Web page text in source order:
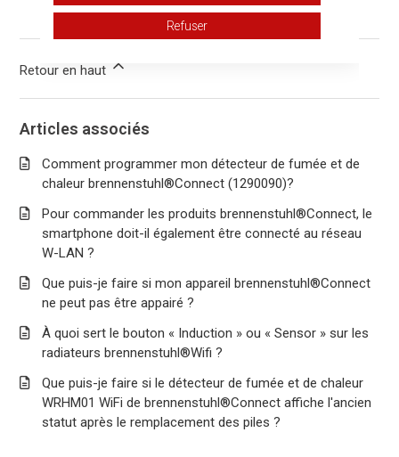
Vous avez d’autres questions ?Envoyer une demande
Retour en haut
Articles associés
Comment programmer mon détecteur de fumée et de
chaleur brennenstuhl®Connect (1290090)?
Pour commander les produits brennenstuhl®Connect, le
smartphone doit-il également être connecté au réseau
W-LAN ?
Que puis-je faire si mon appareil brennenstuhl®Connect
ne peut pas être appairé ?
À quoi sert le bouton « Induction » ou « Sensor » sur les
radiateurs brennenstuhl®Wifi ?
Que puis-je faire si le détecteur de fumée et de chaleur
WRHM01 WiFi de brennenstuhl®Connect affiche l'ancien
statut après le remplacement des piles ?
Refuser